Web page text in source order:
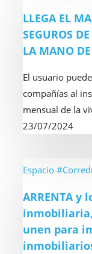
la
primera
parte
año,
según
Arrenta
MAYOR
COMPARADOR
DE
DE
ALQUILER
DEL
MERCADO
LA
DE
ARRENTA
LLEGA EL
SEGUROS
LA MANO
El usuario
compañías al
mensual de la
23/07/2024
ARRENTA
los
agentes
de
la
Espacio
ARRENTA y
inmobiliaria,
unen para